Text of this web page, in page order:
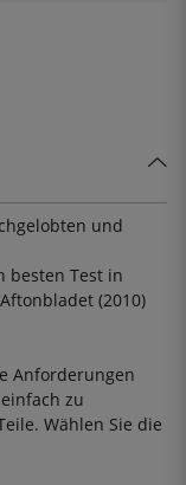
und
besten Test in
(2010)
Anforderungen
zu
Wählen Sie die